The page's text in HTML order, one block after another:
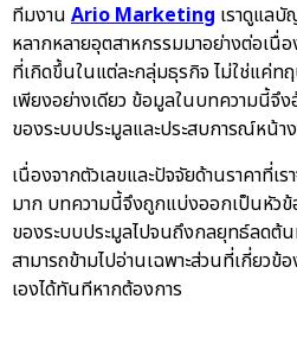
ทีมงาน Ario Marketing เราดูแล
หลากหลายอุตสาหกรรมมาอย่างต่อเ
ที่เกิดขึ้นในแต่ละกลุ่มธุรกิจ ไม่ใช่แค่
เพียงอย่างเดียว ข้อมูลในบทความนี้จึ
ของระบบประมูลและประสบการณ์หน้า
เนื่องจากตัวเลขและปัจจัยด้านราคาที่เ
มาก บทความนี้จึงถูกแบ่งออกเป็นหัว
ของระบบประมูลไปจนถึงกลยุทธ์ลดต้
สามารถข้ามไปอ่านเฉพาะส่วนที่เกี่ยว
เองได้ทันทีหากต้องการ